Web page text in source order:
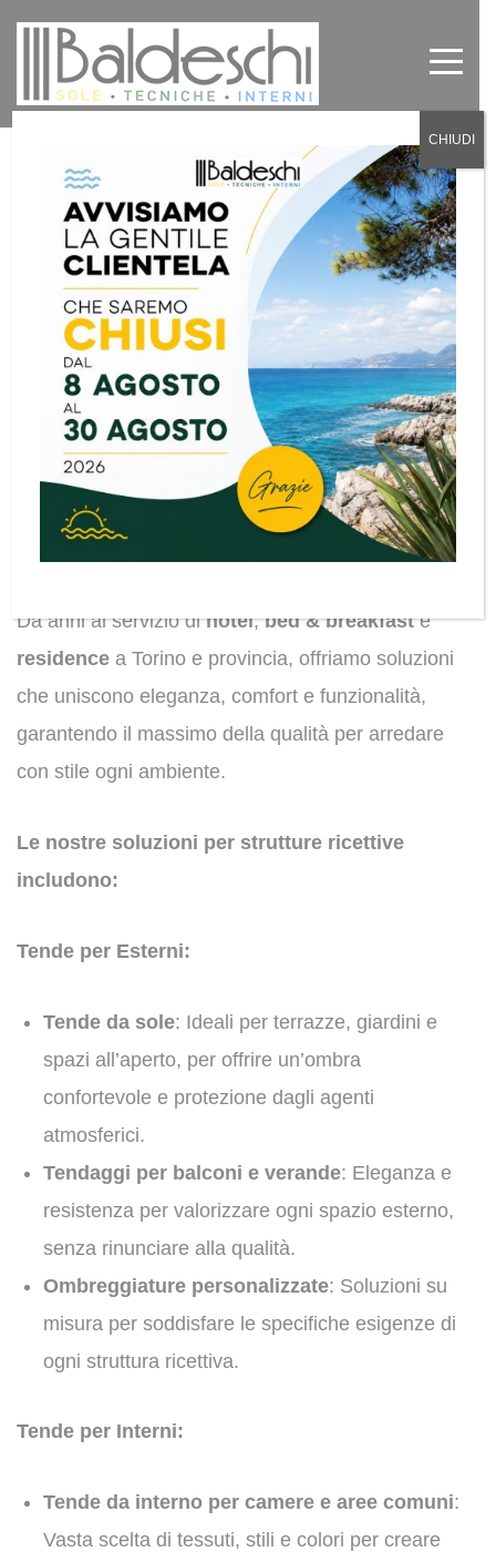
Tende da sole e Tende per esterni
per Hotel Alberghi Bed and
breakfast Torino
Baldeschi in News 0
Tende da sole e Tende per esterni per Hotel,
Alberghi, Bed and breakfast Torino
Baldeschi
, siamo specializzati nella vendita e
nella realizzazione di tende e tendaggi su misura,
Da anni al servizio dihotel,bed & breakfaste
residence a Torino e provincia, offriamo soluzioni
che uniscono eleganza, comfort e funzionalità,
garantendo il massimo della qualità per arredare
con stile ogni ambiente.
Le nostre soluzioni per strutture ricettive
includono:
Tende per Esterni:
Tende da sole: Ideali per terrazze, giardini e
spazi all’aperto, per offrire un’ombra
confortevole e protezione dagli agenti
atmosferici.
Tendaggi per balconi e verande: Eleganza e
resistenza per valorizzare ogni spazio esterno,
senza rinunciare alla qualità.
Ombreggiature personalizzate: Soluzioni su
misura per soddisfare le specifiche esigenze di
ogni struttura ricettiva.
Tende per Interni:
Tende da interno per camere e aree comuni:
Vasta scelta di tessuti, stili e colori per creare
CHIUDI